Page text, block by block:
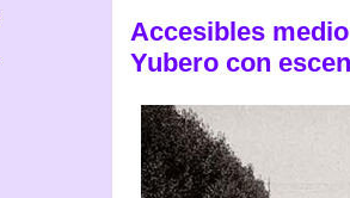
Accesibles
Yubero con